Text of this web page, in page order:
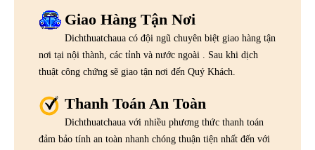
Giao Hàng Tận Nơi
Dichthuatchaua có đội ngũ chuyên biệt giao hàng tận
nơi tại nội thành, các tỉnh và nước ngoài . Sau khi dịch
thuật công chứng sẽ giao tận nơi đến Quý Khách.
Thanh Toán An Toàn
Dichthuatchaua với nhiều phương thức thanh toán
đảm bảo tính an toàn nhanh chóng thuận tiện nhất đến với